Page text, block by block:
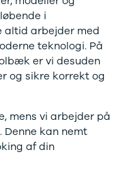
i
altid arbejder med
teknologi. På
er vi desuden
og sikre korrekt og
mens vi arbejder på
Denne kan nemt
af din